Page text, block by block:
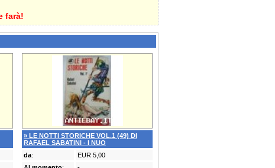
farà!
» LE NOTTI STORICHE VOL.1 (49) DI
RAFAEL SABATINI - I NUO
da:
EUR 5,00